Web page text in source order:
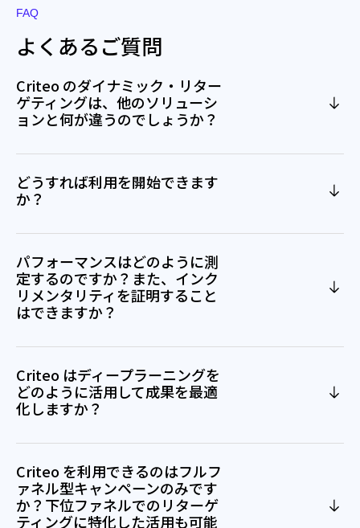
FAQ
よくあるご質問
Criteo のダイナミック・リター
ゲティングは、他のソリューシ
ョンと何が違うのでしょうか？
どうすれば利用を開始できます
か？
パフォーマンスはどのように測
定するのですか？また、インク
リメンタリティを証明すること
はできますか？
Criteo はディープラーニングを
どのように活用して成果を最適
化しますか？
Criteo を利用できるのはフルフ
ァネル型キャンペーンのみです
か？下位ファネルでのリターゲ
ティングに特化した活用も可能